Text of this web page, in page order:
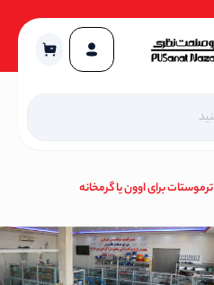
ترموستات برای ا‌وون یا گرمخانه